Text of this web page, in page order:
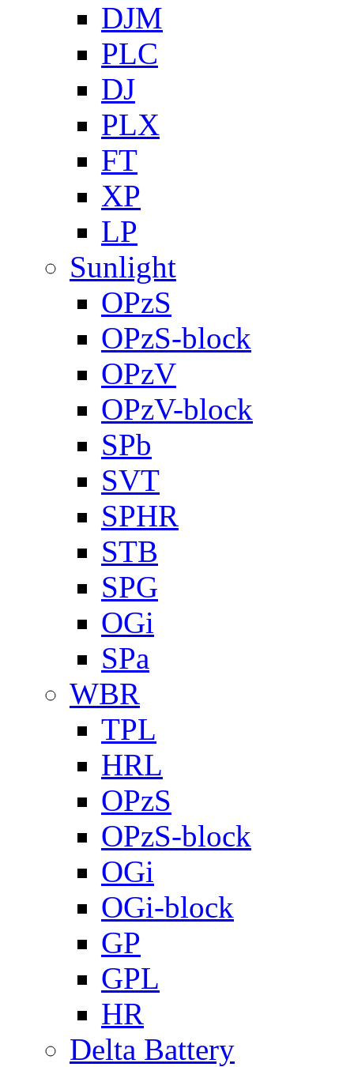
DJM
PLC
DJ
PLX
FT
XP
LP
Sunlight
OPzS
OPzS-block
OPzV
OPzV-block
SPb
SVT
SPHR
STB
SPG
OGi
SPa
WBR
TPL
HRL
OPzS
OPzS-block
OGi
OGi-block
GP
GPL
HR
Delta Battery